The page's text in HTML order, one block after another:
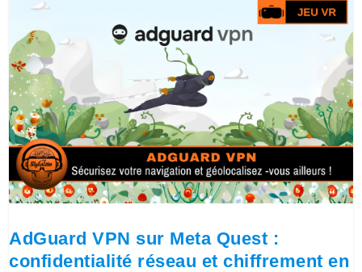
AdGuard VPN sur Meta Quest :
confidentialité réseau et chiffrement en